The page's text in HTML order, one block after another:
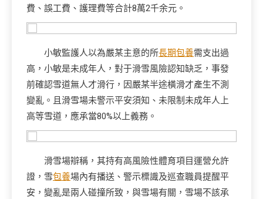
費、誤工費、護理費等合計8萬2千余元。
小敏監護人以為嚴某主意的所長期包養需支出過
高，小敏是未成年人，對于滑雪風險認知缺乏，事發
前確認雪道無人才滑行，因嚴某半途橫滑才產生不測
變亂。且滑雪場未警示平安須知、未限制未成年人上
高等雪道，應承當80%以上義務。
滑雪場辯稱，其持有高風險性體育項目運營允許
證，雪包養場內有播送、警示標識及巡查職員提醒平
安，變亂是兩人碰撞所致，與雪場有關，雪場不該承